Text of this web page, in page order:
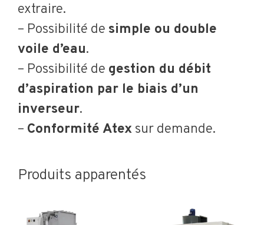
extraire.
– Possibilité de simple ou double
voile d’eau.
– Possibilité de gestion du débit
d’aspiration par le biais d’un
inverseur.
– Conformité Atex sur demande.
Produits apparentés